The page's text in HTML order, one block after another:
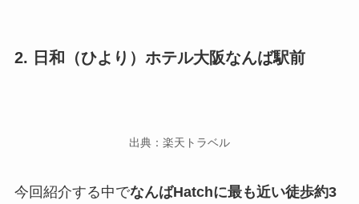
2. 日和（ひより）ホテル大阪なんば駅前
出典：楽天トラベル
今回紹介する中でなんばHatchに最も近い徒歩約3